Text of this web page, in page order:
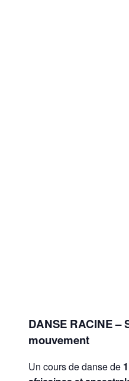
DANSE RACINE–
mouvement
Un cours de danse de